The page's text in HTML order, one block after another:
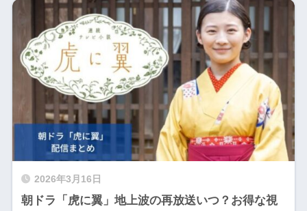
2026年3月16日
朝ドラ「虎に翼」地上波の再放送いつ？お得な視